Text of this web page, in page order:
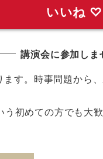
いいね ♡
講演会に参加しま
す。時事問題から
初めての方でも大